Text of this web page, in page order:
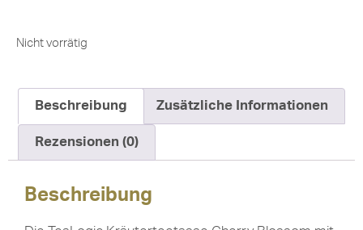
Nicht vorrätig
Beschreibung Zusätzliche Informationen
Rezensionen (0)
Beschreibung